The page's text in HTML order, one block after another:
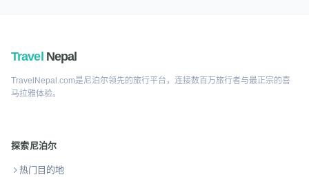
Travel Nepal
TravelNepal.com是尼泊尔领先的旅行平台，连接数百万旅行者与最正宗的喜
马拉雅体验。
探索尼泊尔
热门目的地